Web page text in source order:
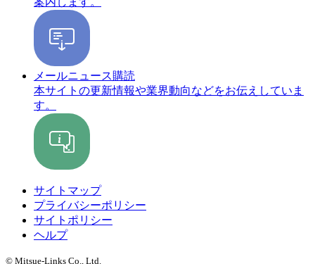
メールニュース購読
本サイトの更新情報や業界動向などをお伝えしていま
す。
サイトマップ
プライバシーポリシー
サイトポリシー
ヘルプ
© Mitsue-Links Co., Ltd.